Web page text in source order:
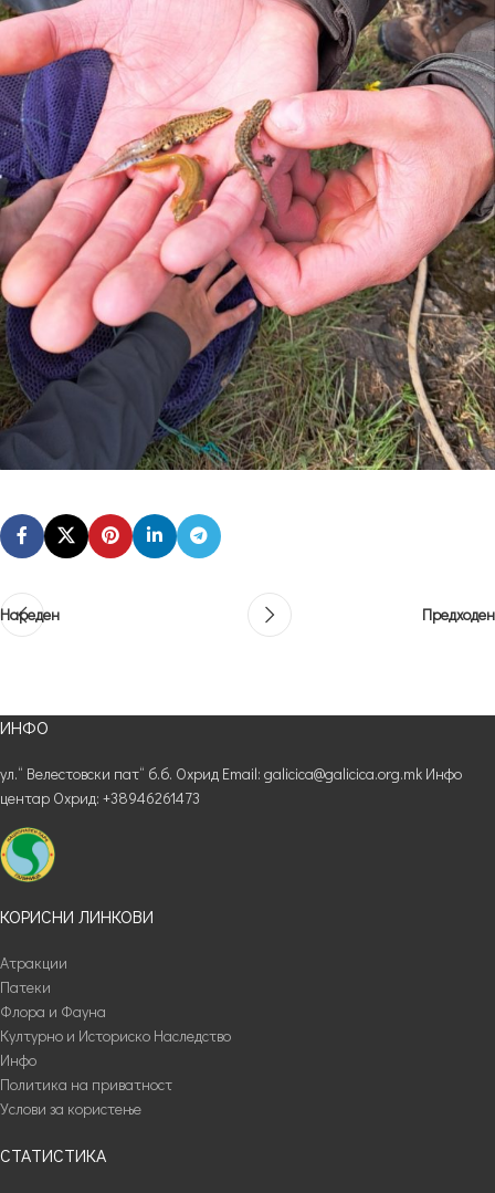
Нареден Предходен
ИНФО
ул.“ Велестовски пат“ б.б. Охрид Email: galicica@galicica.org.mk Инфо
центар Охрид: +38946261473
КОРИСНИ ЛИНКОВИ
Атракции
Патеки
Флора и Фауна
Културно и Историско Наследство
Инфо
Политика на приватност
Услови за користење
СТАТИСТИКА